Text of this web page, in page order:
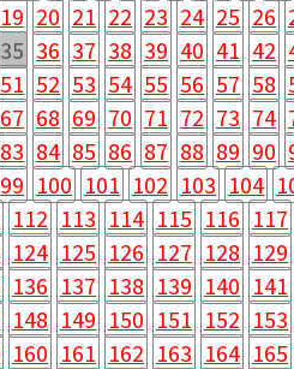
19 20 21 22 23 24 25 26
35 36 37 38 39 40 41 42
51 52 53 54 55 56 57 58
67 68 69 70 71 72 73 74
83 84 85 86 87 88 89 90
99 100 101 102 103 104
112 113 114 115 116 117
124 125 126 127 128 129
136 137 138 139 140 141
148 149 150 151 152 153
160 161 162 163 164 165